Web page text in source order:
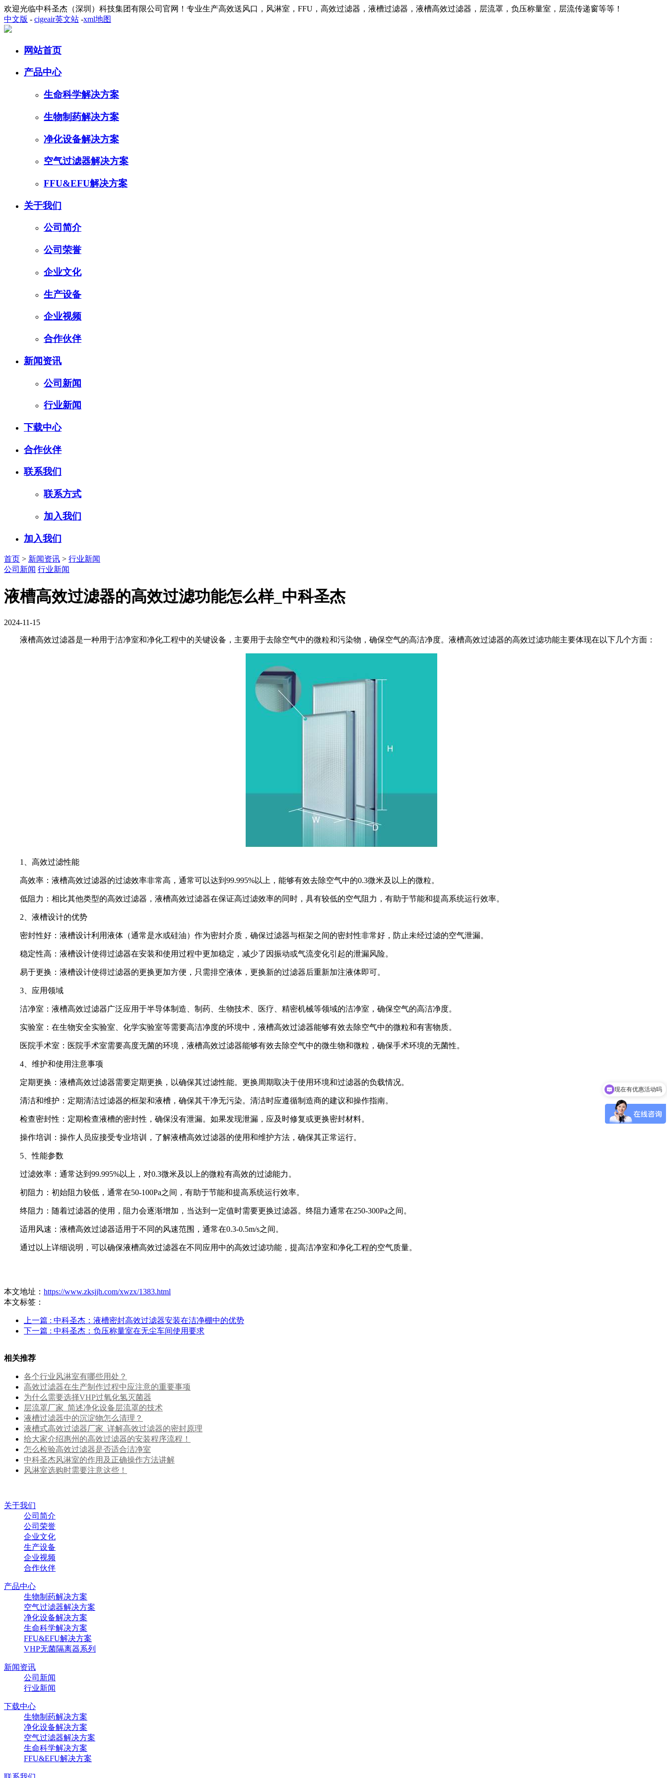
欢迎光临中科圣杰（深圳）科技集团有限公司官网！专业生产高效送风口，风淋室，FFU，高效过滤器，液槽过滤器，液槽高效过滤器，层流罩，负压称量室，层流传递窗等等！
中文版 - cigeair英文站 -xml地图
网站首页
产品中心
生命科学解决方案
生物制药解决方案
净化设备解决方案
空气过滤器解决方案
FFU&EFU解决方案
关于我们
公司简介
公司荣誉
企业文化
生产设备
企业视频
合作伙伴
新闻资讯
公司新闻
行业新闻
下载中心
合作伙伴
联系我们
联系方式
加入我们
加入我们
首页 > 新闻资讯 > 行业新闻
公司新闻 行业新闻
液槽高效过滤器的高效过滤功能怎么样_中科圣杰
2024-11-15
液槽高效过滤器是一种用于洁净室和净化工程中的关键设备，主要用于去除空气中的微粒和污染物，确保空气的高洁净度。液槽高效过滤器的高效过滤功能主要体现在以下几个方面：
1、高效过滤性能
高效率：液槽高效过滤器的过滤效率非常高，通常可以达到99.995%以上，能够有效去除空气中的0.3微米及以上的微粒。
低阻力：相比其他类型的高效过滤器，液槽高效过滤器在保证高过滤效率的同时，具有较低的空气阻力，有助于节能和提高系统运行效率。
2、液槽设计的优势
密封性好：液槽设计利用液体（通常是水或硅油）作为密封介质，确保过滤器与框架之间的密封性非常好，防止未经过滤的空气泄漏。
稳定性高：液槽设计使得过滤器在安装和使用过程中更加稳定，减少了因振动或气流变化引起的泄漏风险。
易于更换：液槽设计使得过滤器的更换更加方便，只需排空液体，更换新的过滤器后重新加注液体即可。
3、应用领域
洁净室：液槽高效过滤器广泛应用于半导体制造、制药、生物技术、医疗、精密机械等领域的洁净室，确保空气的高洁净度。
实验室：在生物安全实验室、化学实验室等需要高洁净度的环境中，液槽高效过滤器能够有效去除空气中的微粒和有害物质。
医院手术室：医院手术室需要高度无菌的环境，液槽高效过滤器能够有效去除空气中的微生物和微粒，确保手术环境的无菌性。
4、维护和使用注意事项
定期更换：液槽高效过滤器需要定期更换，以确保其过滤性能。更换周期取决于使用环境和过滤器的负载情况。
清洁和维护：定期清洁过滤器的框架和液槽，确保其干净无污染。清洁时应遵循制造商的建议和操作指南。
检查密封性：定期检查液槽的密封性，确保没有泄漏。如果发现泄漏，应及时修复或更换密封材料。
操作培训：操作人员应接受专业培训，了解液槽高效过滤器的使用和维护方法，确保其正常运行。
5、性能参数
过滤效率：通常达到99.995%以上，对0.3微米及以上的微粒有高效的过滤能力。
初阻力：初始阻力较低，通常在50-100Pa之间，有助于节能和提高系统运行效率。
终阻力：随着过滤器的使用，阻力会逐渐增加，当达到一定值时需要更换过滤器。终阻力通常在250-300Pa之间。
适用风速：液槽高效过滤器适用于不同的风速范围，通常在0.3-0.5m/s之间。
通过以上详细说明，可以确保液槽高效过滤器在不同应用中的高效过滤功能，提高洁净室和净化工程的空气质量。
本文地址： https://www.zksjjh.com/xwzx/1383.html
本文标签：
上一篇 : 中科圣杰：液槽密封高效过滤器安装在洁净棚中的优势
下一篇 : 中科圣杰：负压称量室在无尘车间使用要求
相关推荐
各个行业风淋室有哪些用处？
高效过滤器在生产制作过程中应注意的重要事项
为什么需要选择VHP过氧化氢灭菌器
层流罩厂家_简述净化设备层流罩的技术
液槽过滤器中的沉淀物怎么清理？
液槽式高效过滤器厂家_详解高效过滤器的密封原理
给大家介绍惠州的高效过滤器的安装程序流程！
怎么检验高效过滤器是否适合洁净室
中科圣杰风淋室的作用及正确操作方法讲解
风淋室选购时需要注意这些！
关于我们
公司简介
公司荣誉
企业文化
生产设备
企业视频
合作伙伴
产品中心
生物制药解决方案
空气过滤器解决方案
净化设备解决方案
生命科学解决方案
FFU&EFU解决方案
VHP无菌隔离器系列
新闻资讯
公司新闻
行业新闻
下载中心
生物制药解决方案
净化设备解决方案
空气过滤器解决方案
生命科学解决方案
FFU&EFU解决方案
现在有优惠活动吗